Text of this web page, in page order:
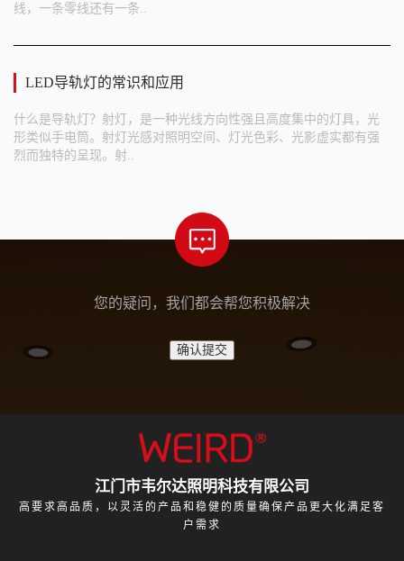
线，一条零线还有一条..
LED导轨灯的常识和应用
什么是导轨灯？射灯，是一种光线方向性强且高度集中的灯具，光
形类似手电筒。射灯光感对照明空间、灯光色彩、光影虚实都有强
烈而独特的呈现。射..
您的疑问，我们都会帮您积极解决
江门市韦尔达照明科技有限公司
高要求高品质，以灵活的产品和稳健的质量确保产品更大化满足客
户需求